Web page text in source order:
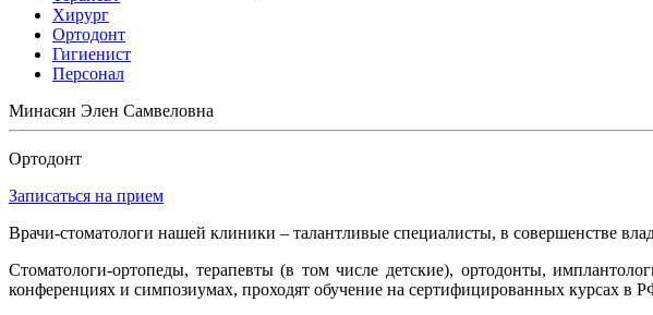
Хирург
Ортодонт
Гигиенист
Персонал
Минасян Элен Самвеловна
Ортодонт
Записаться на прием
Врачи-стоматологи нашей клиники – талантливые специалисты, в совершенстве
Стоматологи-ортопеды, терапевты (в том числе детские), ортодонты,
конференциях и симпозиумах, проходят обучение на сертифицированных курсах в